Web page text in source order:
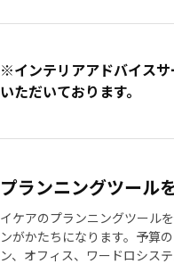
※インテリアアドバイス
いただいております。
プランニングツール
イケアのプランニングツール
ンがかたちになります。予算
ン、オフィス、ワードロシス